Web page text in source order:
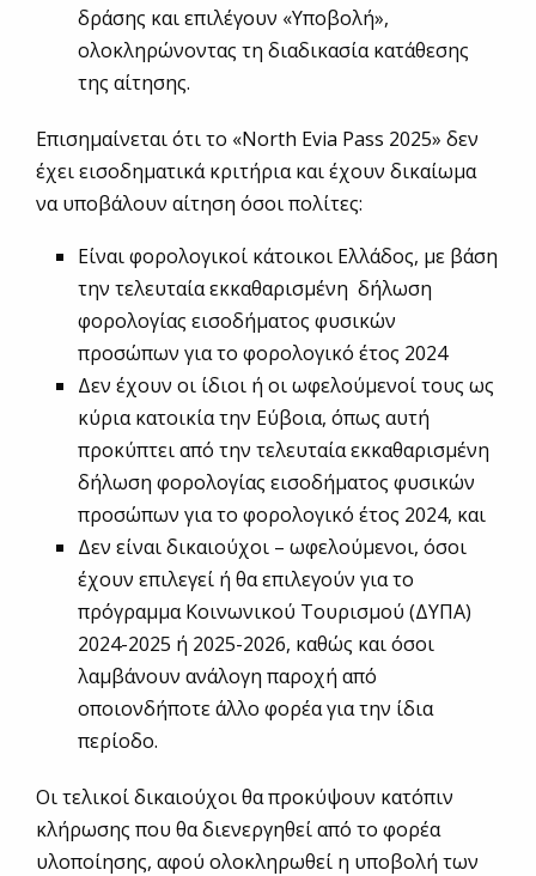
δράσης και επιλέγουν «Υποβολή»,
ολοκληρώνοντας τη διαδικασία κατάθεσης
της αίτησης.
Επισημαίνεται ότι τo «North Evia Pass 2025» δεν
έχει εισοδηματικά κριτήρια και έχουν δικαίωμα
να υποβάλουν αίτηση όσοι πολίτες:
Είναι φορολογικοί κάτοικοι Ελλάδος, με βάση
την τελευταία εκκαθαρισμένη δήλωση
φορολογίας εισοδήματος φυσικών
προσώπων για το φορολογικό έτος 2024
Δεν έχουν οι ίδιοι ή οι ωφελούμενοί τους ως
κύρια κατοικία την Εύβοια, όπως αυτή
προκύπτει από την τελευταία εκκαθαρισμένη
δήλωση φορολογίας εισοδήματος φυσικών
προσώπων για το φορολογικό έτος 2024, και
Δεν είναι δικαιούχοι – ωφελούμενοι, όσοι
έχουν επιλεγεί ή θα επιλεγούν για το
πρόγραμμα Κοινωνικού Τουρισμού (ΔΥΠΑ)
2024-2025 ή 2025-2026, καθώς και όσοι
λαμβάνουν ανάλογη παροχή από
οποιονδήποτε άλλο φορέα για την ίδια
περίοδο.
Οι τελικοί δικαιούχοι θα προκύψουν κατόπιν
κλήρωσης που θα διενεργηθεί από το φορέα
υλοποίησης, αφού ολοκληρωθεί η υποβολή των